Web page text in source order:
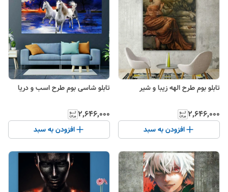
تابلو بوم طرح الهه زیبا و شیر
۲٬۶۴۶٬۰۰۰
افزودن به سبد
تابلو شاسی بوم طرح اسب و دریا
۲٬۶۴۶٬۰۰۰
افزودن به سبد